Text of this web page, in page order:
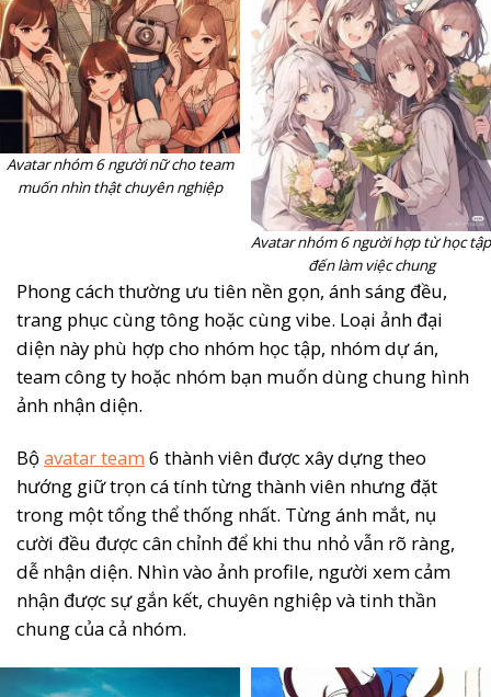
Avatar nhóm 6 người nữ cho team
muốn nhìn thật chuyên nghiệp
Avatar nhóm 6 người hợp từ học tập
đến làm việc chung
Phong cách thường ưu tiên nền gọn, ánh sáng đều,
trang phục cùng tông hoặc cùng vibe. Loại ảnh đại
diện này phù hợp cho nhóm học tập, nhóm dự án,
team công ty hoặc nhóm bạn muốn dùng chung hình
ảnh nhận diện.
Bộavatar team 6 thành viên được xây dựng theo
hướng giữ trọn cá tính từng thành viên nhưng đặt
trong một tổng thể thống nhất. Từng ánh mắt, nụ
cười đều được cân chỉnh để khi thu nhỏ vẫn rõ ràng,
dễ nhận diện. Nhìn vào ảnh profile, người xem cảm
nhận được sự gắn kết, chuyên nghiệp và tinh thần
chung của cả nhóm.